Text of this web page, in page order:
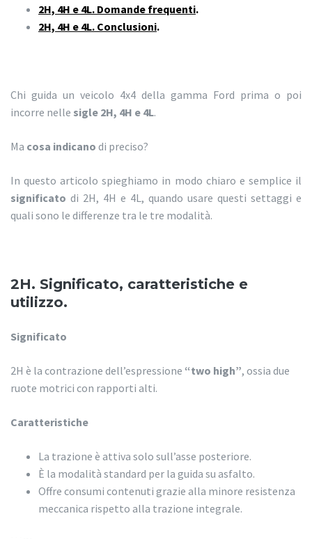
2H, 4H e 4L. Domande frequenti.
2H, 4H e 4L. Conclusioni.
Chi guida un veicolo 4x4 della gamma Ford prima o poi
incorre nelle sigle 2H, 4H e 4L.
Ma cosa indicano di preciso?
In questo articolo spieghiamo in modo chiaro e semplice il
significato di 2H, 4H e 4L, quando usare questi settaggi e
quali sono le differenze tra le tre modalità.
2H. Significato, caratteristiche e
utilizzo.
Significato
2H è la contrazione dell’espressione “two high”, ossia due
ruote motrici con rapporti alti.
Caratteristiche
La trazione è attiva solo sull’asse posteriore.
È la modalità standard per la guida su asfalto.
Offre consumi contenuti grazie alla minore resistenza
meccanica rispetto alla trazione integrale.